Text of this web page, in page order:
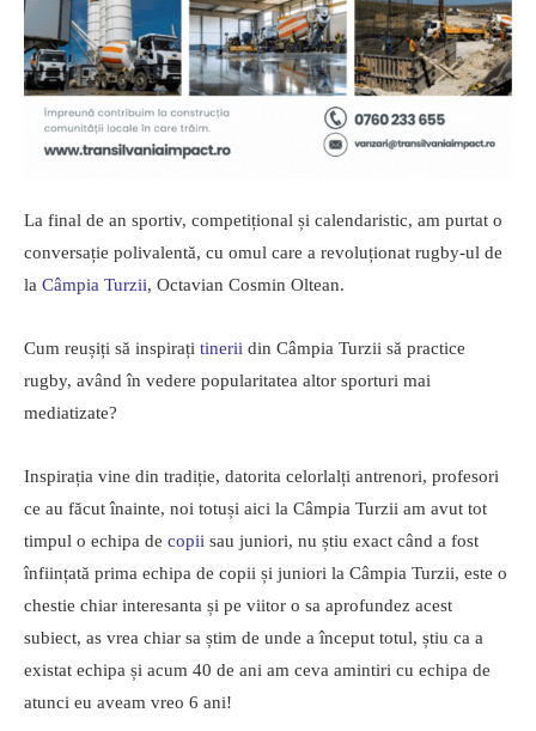
La final de an sportiv, competițional și calendaristic, am purtat o
conversație polivalentă, cu omul care a revoluționat rugby-ul de
la Câmpia Turzii, Octavian Cosmin Oltean.
Cum reușiți să inspirați tinerii din Câmpia Turzii să practice
rugby, având în vedere popularitatea altor sporturi mai
mediatizate?
Inspirația vine din tradiție, datorita celorlalți antrenori, profesori
ce au făcut înainte, noi totuși aici la Câmpia Turzii am avut tot
timpul o echipa de copii sau juniori, nu știu exact când a fost
înființată prima echipa de copii și juniori la Câmpia Turzii, este o
chestie chiar interesanta și pe viitor o sa aprofundez acest
subiect, as vrea chiar sa știm de unde a început totul, știu ca a
existat echipa și acum 40 de ani am ceva amintiri cu echipa de
atunci eu aveam vreo 6 ani!